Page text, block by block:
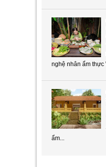
nghệ nhân ẩm thực
ẩm...